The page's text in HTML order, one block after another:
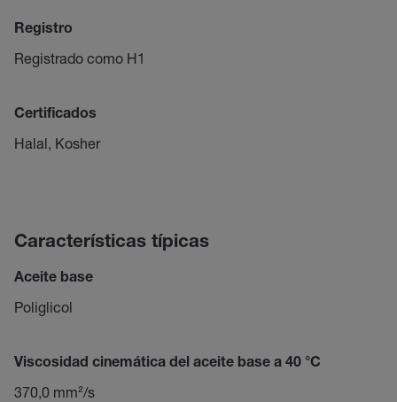
Registro
Registrado como H1
Certificados
Halal, Kosher
Características típicas
Aceite base
Poliglicol
Viscosidad cinemática del aceite base a 40 °C
370,0 mm²/s